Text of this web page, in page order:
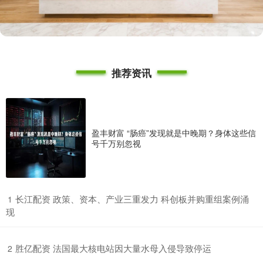
推荐资讯
盈丰财富 “肠癌”发现就是中晚期？身体这些信
号千万别忽视
1 ​长江配资 政策、资本、产业三重发力 科创板并购重组案例涌
现
2 ​胜亿配资 法国最大核电站因大量水母入侵导致停运